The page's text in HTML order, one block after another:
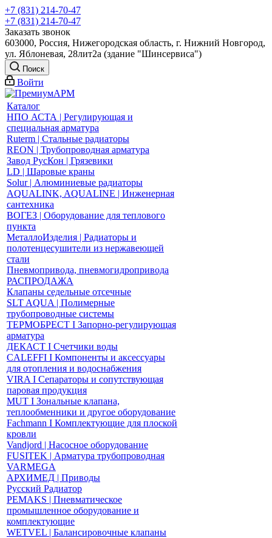
+7 (831) 214-70-47
+7 (831) 214-70-47
Заказать звонок
603000, Россия, Нижегородская область, г. Нижний Новгород,
ул. Яблоневая, 28лит2а (здание "Шинсервиса")
Поиск
Войти
Каталог
НПО АСТА | Регулирующая и
специальная арматура
Ruterm | Стальные радиаторы
REON | Трубопроводная арматура
Завод РусКон | Грязевики
LD | Шаровые краны
Solur | Алюминиевые радиаторы
AQUALINK, AQUALINE | Инженерная
сантехника
ВОГЕЗ | Оборудование для теплового
пункта
МеталлоИзделия | Радиаторы и
полотенцесушители из нержавеющей
стали
Пневмопривода, пневмогидропривода
РАСПРОДАЖА
Клапаны седельные отсечные
SLT AQUA | Полимерные
трубопроводные системы
ТЕРМОБРЕСТ І Запорно-регулирующая
арматура
ДЕКАСТ І Счетчики воды
CALEFFI І Компоненты и аксессуары
для отопления и водоснабжения
VIRA І Сепараторы и сопутствующая
паровая продукция
MUT І Зональные клапана,
теплообменники и другое оборудование
Fachmann І Комплектующие для плоской
кровли
Vandjord | Насосное оборудование
FUSITEK | Арматура трубопроводная
VARMEGA
АРХИМЕД | Приводы
Русский Радиатор
PEMAKS | Пневматическое
промышленное оборудование и
комплектующие
WETVEL | Балансировочные клапаны